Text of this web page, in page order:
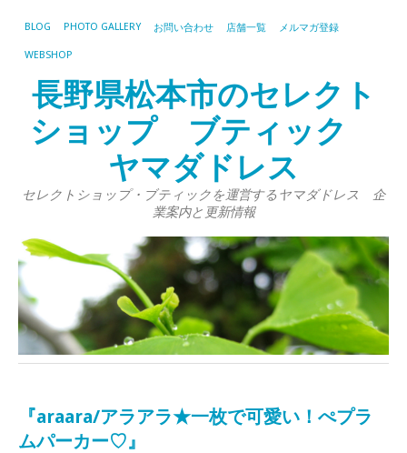
BLOG PHOTO GALLERY お問い合わせ 店舗一覧 メルマガ登録
WEBSHOP
長野県松本市のセレクト
ショップ ブティック
ヤマダドレス
セレクトショップ・ブティックを運営するヤマダドレス 企
業案内と更新情報
『araara/アラアラ★一枚で可愛い！ぺプラ
ムパーカー♡』